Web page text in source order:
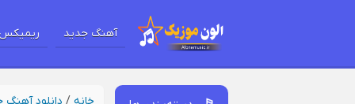
آهنگ جدید